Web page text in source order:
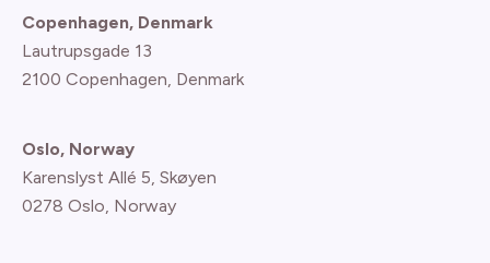
Copenhagen, Denmark
Lautrupsgade 13
2100 Copenhagen, Denmark
Oslo, Norway
Karenslyst Allé 5, Skøyen
0278 Oslo, Norway